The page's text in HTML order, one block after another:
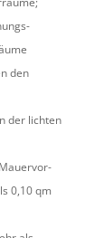
den
der lichten
0,10 qm